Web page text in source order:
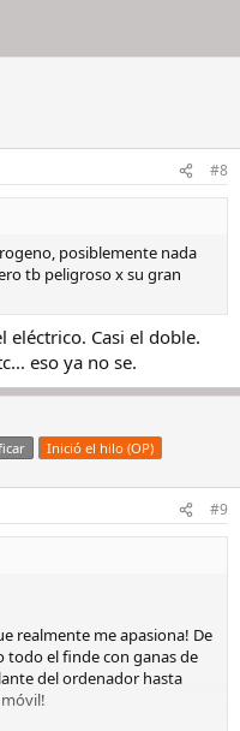
#8
posiblemente nada
tb peligroso x su gran
eléctrico. Casi el doble.
eso ya no se.
Inició el hilo (OP)
#9
realmente me apasiona! De
todo el finde con ganas de
del ordenador hasta